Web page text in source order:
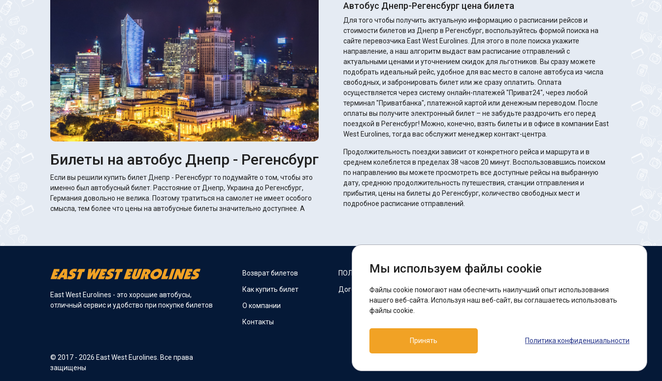
Билеты на автобус Днепр - Регенсбург
Если вы решили купить билет Днепр - Регенсбург то подумайте о том, чтобы это
именно был автобусный билет. Расстояние от Днепр, Украина до Регенсбург,
Германия довольно не велика. Поэтому тратиться на самолет не имеет особого
смысла, тем более что цены на автобусные билеты значительно доступнее. А
Автобус Днепр-Регенсбург цена билета
Для того чтобы получить актуальную информацию о расписании рейсов и
стоимости билетов из Днепр в Регенсбург, воспользуйтесь формой поиска на
сайте перевозчика East West Eurolines. Для этого в поле поиска укажите
направление, а наш алгоритм выдаст вам расписание отправлений с
актуальными ценами и уточнением скидок для льготников. Вы сразу можете
подобрать идеальный рейс, удобное для вас место в салоне автобуса из числа
свободных, и забронировать билет или же сразу оплатить. Оплата
осуществляется через систему онлайн-платежей "Приват24", через любой
терминал "Приватбанка", платежной картой или денежным переводом. После
оплаты вы получите электронный билет – не забудьте раздрочить его перед
поездкой в Регенсбург! Можно, конечно, взять билеты и в офисе в компании East
West Eurolines, тогда вас обслужит менеджер контакт-центра.
Продолжительность поездки зависит от конкретного рейса и маршрута и в
среднем колеблется в пределах 38 часов 20 минут. Воспользовавшись поиском
по направлению вы можете просмотреть все доступные рейсы на выбранную
дату, среднюю продолжительность путешествия, станции отправления и
прибытия, цены на билеты до Регенсбург, количество свободных мест и
подробное расписание отправлений.
East West Eurolines - это хорошие автобусы,
отличный сервис и удобство при покупке билетов
© 2017 - 2026 East West Eurolines. Все права
защищены
Возврат билетов
Как купить билет
О компании
Контакты
ПОЛИТИКА COOKIES
Договор оферты
Мы в соцсетях:
Facebook
Поддержка:
Telegram-бот
Мы используем файлы cookie
Файлы cookie помогают нам обеспечить наилучший опыт использования
нашего веб-сайта. Используя наш веб-сайт, вы соглашаетесь использовать
файлы cookie.
Принять Политика конфиденциальности